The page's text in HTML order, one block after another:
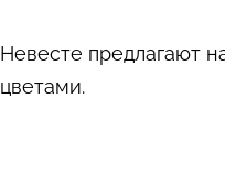
Невесте предлагают
цветами.